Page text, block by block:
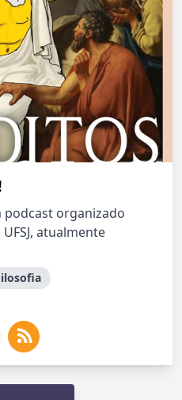
podcast organizado
atualmente